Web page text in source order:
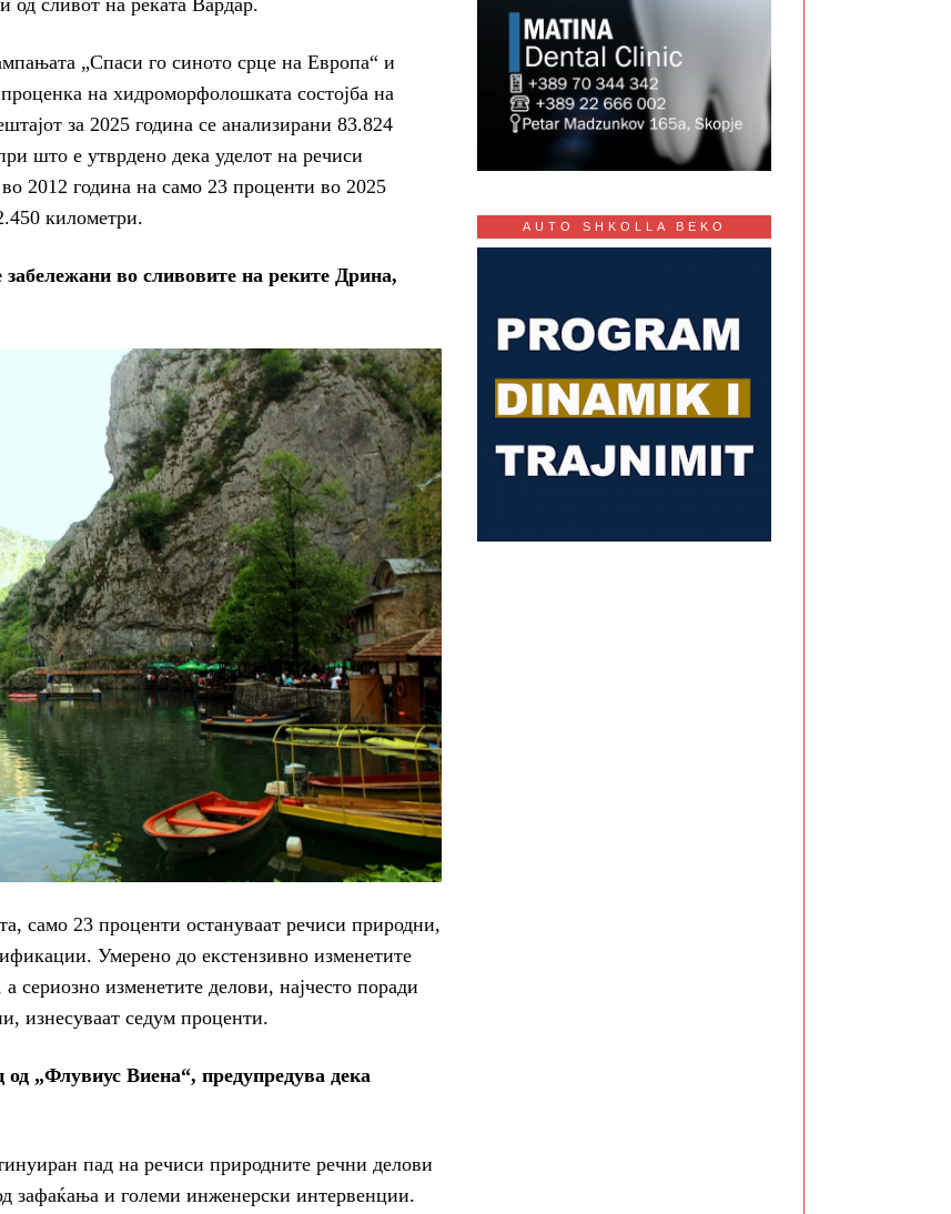
„Спаси го синото срце на Европа“ и
на хидроморфолошката состојба на
за 2025 година се анализирани 83.824
што е утврдено дека уделот на речиси
2012 година на само 23 проценти во 2025
километри.
во сливовите на реките Дрина,
само 23 проценти остануваат речиси природни,
Умерено до екстензивно изменетите
сериозно изменетите делови, најчесто поради
изнесуваат седум проценти.
„Флувиус Виена“, предупредува дека
пад на речиси природните речни делови
зафаќања и големи инженерски интервенции.
AUTO SHKOLLA BEKO